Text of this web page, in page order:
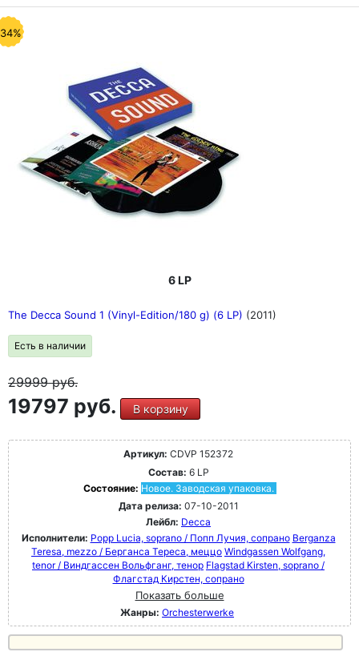
6 LP
The Decca Sound 1 (Vinyl-Edition/180 g) (6 LP) (2011)
Есть в наличии
29999руб.
19797 руб. В корзину
Артикул: CDVP 152372
Состав: 6 LP
Состояние: Новое. Заводская упаковка.
Дата релиза: 07-10-2011
Лейбл: Decca
Исполнители: Popp Lucia, soprano / Попп Лучия, сопрано Berganza
Teresa, mezzo / Берганса Тереса, меццо Windgassen Wolfgang,
tenor / Виндгассен Вольфганг, тенор Flagstad Kirsten, soprano /
Флагстад Кирстен, сопрано
Показать больше
Жанры: Orchesterwerke